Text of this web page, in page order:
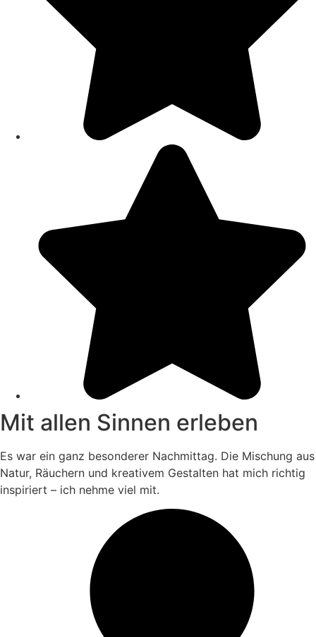
Mit allen Sinnen erleben
Es war ein ganz besonderer Nachmittag. Die Mischung aus
Natur, Räuchern und kreativem Gestalten hat mich richtig
inspiriert – ich nehme viel mit.